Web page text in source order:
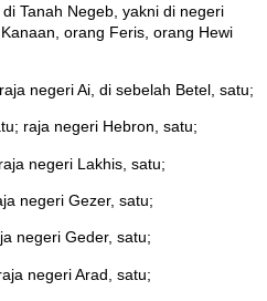
Tanah Negeb, yakni di negeri
orang Feris, orang Hewi
negeri Ai, di sebelah Betel, satu;
raja negeri Hebron, satu;
negeri Lakhis, satu;
negeri Gezer, satu;
negeri Geder, satu;
negeri Arad, satu;